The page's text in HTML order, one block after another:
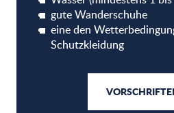
gute Wanderschuhe
eine den
Schutzkleidung